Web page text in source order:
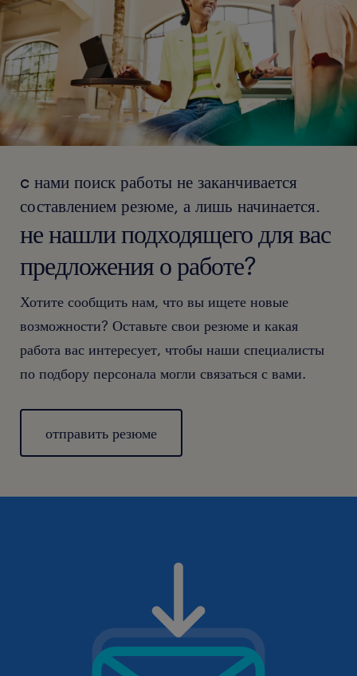
c нами поиск работы не заканчивается
составлением резюме, а лишь начинается.
не нашли подходящего для вас
предложения о работе?
Хотите сообщить нам, что вы ищете новые
возможности? Оставьте свои резюме и какая
работа вас интересует, чтобы наши специалисты
по подбору персонала могли связаться с вами.
отправить резюме